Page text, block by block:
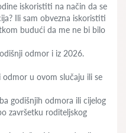
iskoristiti na način da se
Ili sam obvezna iskoristiti
budući da me ne bi bilo
odmor i iz 2026.
odmor u ovom slučaju ili se
godišnjih odmora ili cijelog
završetku roditeljskog